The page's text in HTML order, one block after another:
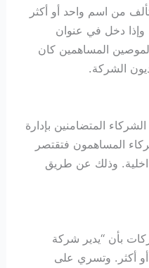
من اسم واحد أو أكثر
دخل في عنوان
المساهمين كان
الشركة.
المتضامنين بإدارة
المساهمون فتقتصر
وذلك عن طريق
الشركات بأن “يدير شركة
أكثر. وتسري على